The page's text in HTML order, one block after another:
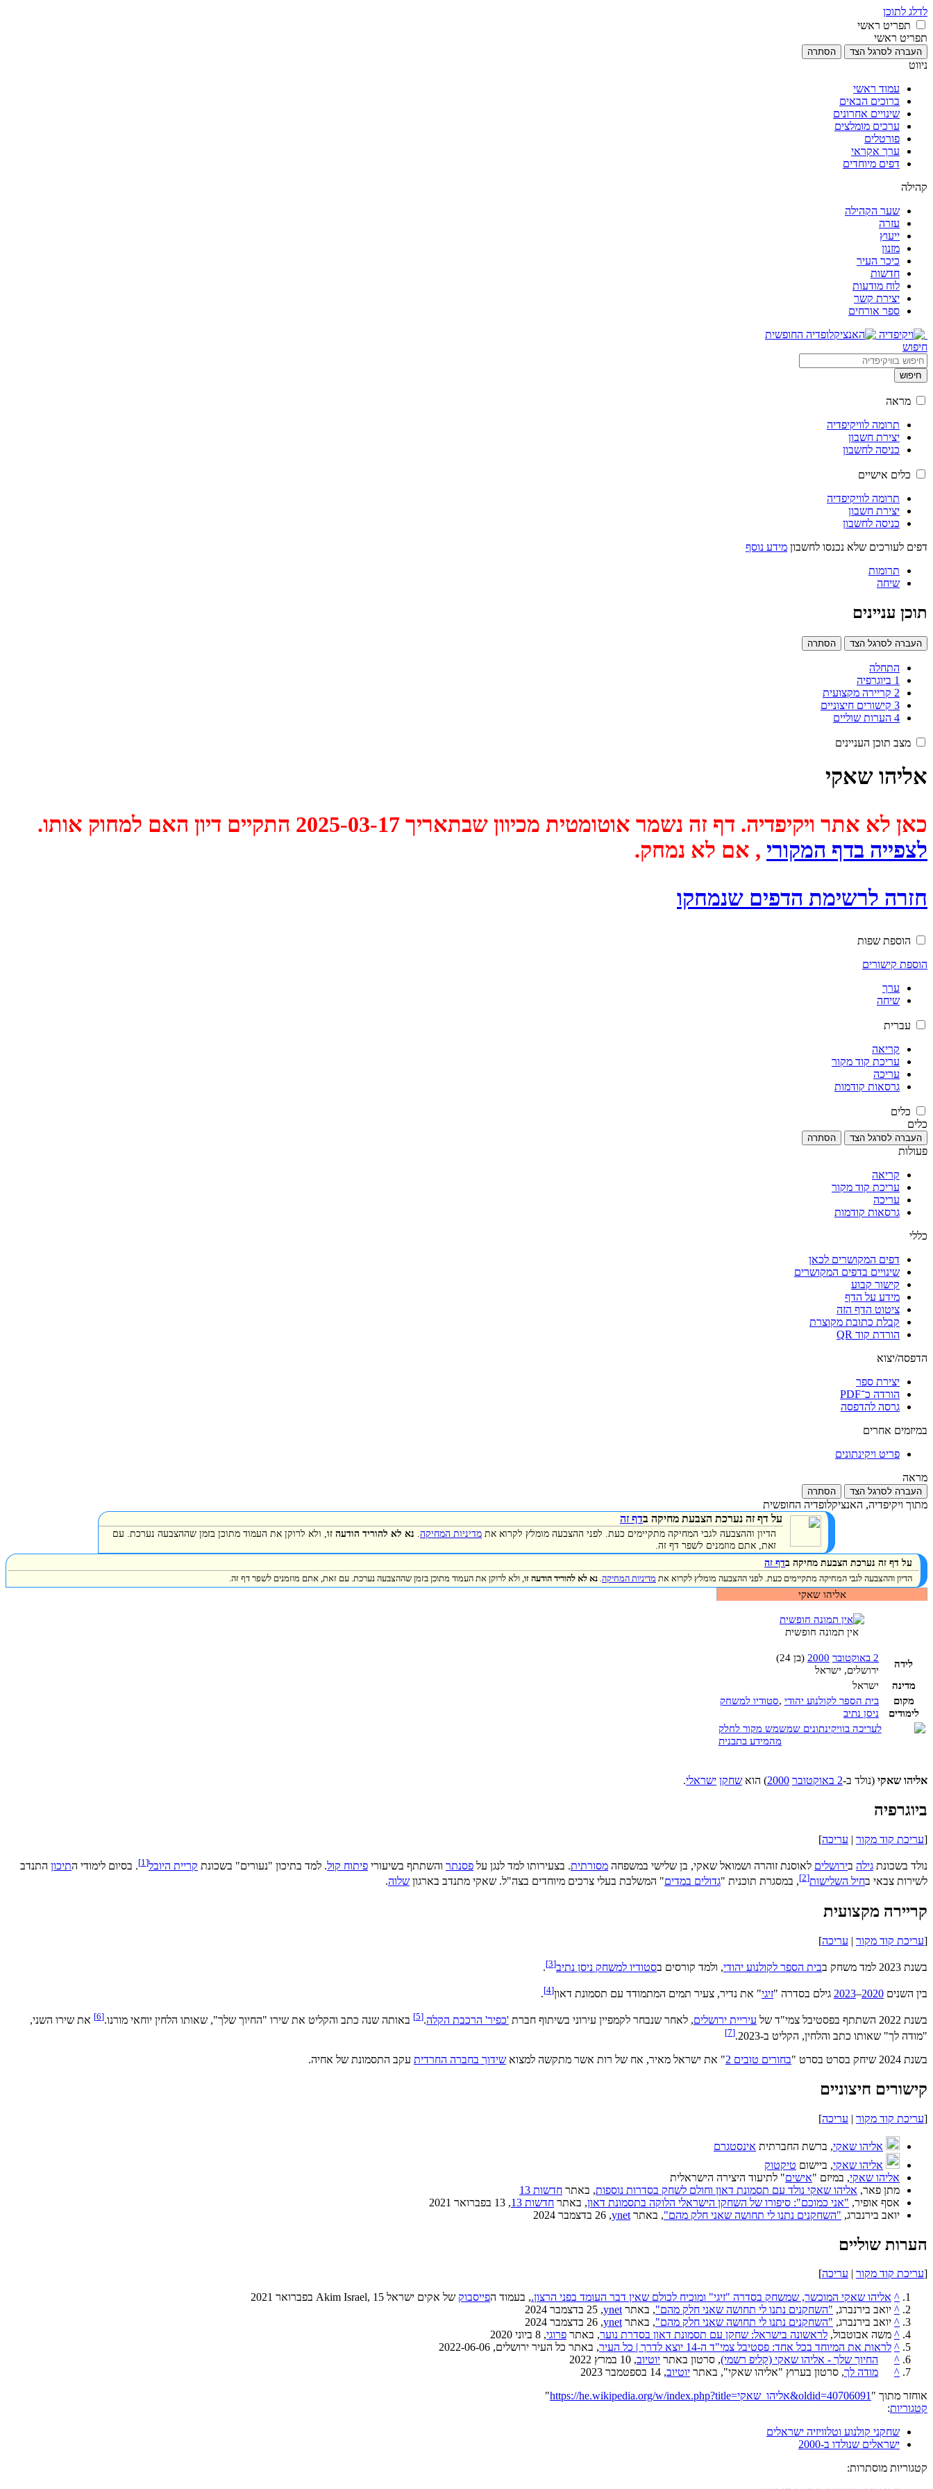
לדלג לתוכן
תפריט ראשי
תפריט ראשי
העברה לסרגל הצד הסתרה
ניווט
עמוד ראשי
ברוכים הבאים
שינויים אחרונים
ערכים מומלצים
פורטלים
ערך אקראי
דפים מיוחדים
קהילה
שער הקהילה
עזרה
ייעוץ
מזנון
כיכר העיר
חדשות
לוח מודעות
יצירת קשר
ספר אורחים
חיפוש
חיפוש
מראה
תרומה לוויקיפדיה
יצירת חשבון
כניסה לחשבון
כלים אישיים
תרומה לוויקיפדיה
יצירת חשבון
כניסה לחשבון
דפים לעורכים שלא נכנסו לחשבון מידע נוסף
תרומות
שיחה
תוכן עניינים
העברה לסרגל הצד הסתרה
התחלה
1 ביוגרפיה
2 קריירה מקצועית
3 קישורים חיצוניים
4 הערות שוליים
מצב תוכן העניינים
אליהו שאקי
כאן לא אתר ויקיפדיה. דף זה נשמר אוטומטית מכיוון שבתאריך 2025-03-17 התקיים דיון האם למחוק אותו.
לצפייה בדף המקורי , אם לא נמחק.
חזרה לרשימת הדפים שנמחקו
הוספת שפות
הוספת קישורים
ערך
שיחה
עברית
קריאה
עריכת קוד מקור
עריכה
גרסאות קודמות
כלים
כלים
העברה לסרגל הצד הסתרה
פעולות
קריאה
עריכת קוד מקור
עריכה
גרסאות קודמות
כללי
דפים המקושרים לכאן
שינויים בדפים המקושרים
קישור קבוע
מידע על הדף
ציטוט הדף הזה
קבלת כתובת מקוצרת
הורדת קוד QR
הדפסה/יצוא
יצירת ספר
הורדה כ־PDF
גרסה להדפסה
במיזמים אחרים
פריט ויקינתונים
מראה
העברה לסרגל הצד הסתרה
מתוך ויקיפדיה, האנציקלופדיה החופשית
על דף זה נערכת הצבעת מחיקה בדף זה
הדיון וההצבעה לגבי המחיקה מתקיימים כעת. לפני ההצבעה מומלץ לקרוא את מדיניות המחיקה. נא לא להוריד הודעה זו, ולא לרוקן את העמוד מתוכן בזמן שההצבעה נערכת. עם
זאת, אתם מוזמנים לשפר דף זה.
על דף זה נערכת הצבעת מחיקה בדף זה
הדיון וההצבעה לגבי המחיקה מתקיימים כעת. לפני ההצבעה מומלץ לקרוא את מדיניות המחיקה. נא לא להוריד הודעה זו, ולא לרוקן את העמוד מתוכן בזמן שההצבעה נערכת. עם זאת, אתם מוזמנים לשפר דף זה.
אליהו שאקי
אין תמונה חופשית
לידה
2 באוקטובר 2000 (בן 24)
ירושלים, ישראל
מדינה
ישראל
מקום
לימודים
בית הספר לקולנוע יהודי ,סטודיו למשחק
ניסן נתיב
אליהו שאקי (נולד ב-2 באוקטובר 2000) הוא שחקן ישראלי.
ביוגרפיה
[עריכת קוד מקור | עריכה]
נולד בשכונת גילה בירושלים לאוסנת זוהרה ושמואל שאקי, בן שלישי במשפחה מסורתית. בצעירותו למד לנגן על פסנתר והשתתף בשיעורי פיתוח קול. למד בתיכון "נעורים" בשכונת קריית היובל[
1
]. בסיום לימודי התיכון התנדב
לשירות צבאי בחיל השלישות[
2
], במסגרת תוכנית "גדולים במדים" המשלבת בעלי צרכים מיוחדים בצה"ל. שאקי מתנדב בארגון שלוה.
קריירה מקצועית
[עריכת קוד מקור | עריכה]
בשנת 2023 למד משחק ב בית הספר לקולנוע יהודי, ולמד קורסים בסטודיו למשחק ניסן נתיב[
3
]
.
בין השנים 2020
–
2023 גילם בסדרה "זיגי" את נדיר, צעיר תמים המתמודד עם תסמונת דאון[
4
]
.
בשנת 2022 השתתף בפסטיבל צמי"ד של עיריית ירושלים, לאחר שנבחר לקמפיין עירוני בשיתוף חברת 'כפיר' הרכבת הקלה.
[
5
] באותה שנה כתב והקליט את שירו "החיוך שלך", שאותו הלחין יוחאי מורנו.[
6
] את שירו השני,
"מודה לך" שאותו כתב והלחין, הקליט ב-2023.
[
7
]
בשנת 2024 שיחק בסרט בסרט " בחורים טובים 2 " את ישראל מאיר, אח של רות אשר מתקשה למצוא שידוך בחברה החרדית עקב התסמונת של אחיה.
קישורים חיצוניים
[עריכת קוד מקור | עריכה]
אליהו שאקי, ברשת החברתית אינסטגרם
אליהו שאקי, ביישום טיקטוק
אליהו שאקי, במיזם "אישים" לתיעוד היצירה הישראלית
מתן פאר, אליהו שאקי נולד עם תסמונת דאון וחולם לשחק בסדרות נוספות, באתר חדשות 13
אסף אופיר, "אני כמוכם": סיפורו של השחקן הישראלי הלוקה בתסמונת דאון, באתר חדשות 13
, 13 בפברואר 2021
יואב בירנברג, "השחקנים נתנו לי תחושה שאני חלק מהם", באתר ynet, 26 בדצמבר 2024
הערות שוליים
[עריכת קוד מקור עריכה]
^ אליהו שאקי המוכשר, שמשחק בסדרה "זיגי" ומוכיח לכולם שאין דבר העומד בפני הרצון., בעמוד הפייסבוק של אקים ישראל Akim Israel, 15 בפברואר 2021
^ יואב בירנברג, "השחקנים נתנו לי תחושה שאני חלק מהם", באתרynet, 25 בדצמבר 2024
^ יואב בירנברג, "השחקנים נתנו לי תחושה שאני חלק מהם", באתרynet, 26 בדצמבר 2024
^ משה אבוטבול, לראשונה בישראל: שחקן עם תסמונת דאון בסדרת נוער, באתר פרוגי, ‏8 ביוני 2020
^ לראות את המיוחד בכל אחד: פסטיבל צמי"ד ה-14 יוצא לדרך | כל העיר
, באתר כל העיר ירושלים, ‏2022-06-06
^
החיוך שלך - אליהו שאקי (קליפ רשמי), סרטון באתר יוטיוב, 10 במרץ 2022
^
מודה לך, סרטון בערוץ "אליהו שאקי", באתר יוטיוב, 14 בספטמבר 2023
אוחזר מתוך "https://he.wikipedia.org/w/index.php?title=אליהו_שאקי&oldid=40706091
"
קטגוריות:
שחקני קולנוע וטלוויזיה ישראלים
ישראלים שנולדו ב-2000
קטגוריות מוסתרות: